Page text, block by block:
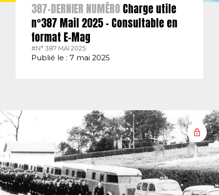
387-DERNIER NUMÉRO Charge utile
n°387 Mail 2025 – Consultable en
format E-Mag
#N° 387 MAI 2025.
Publié le : 7 mai 2025